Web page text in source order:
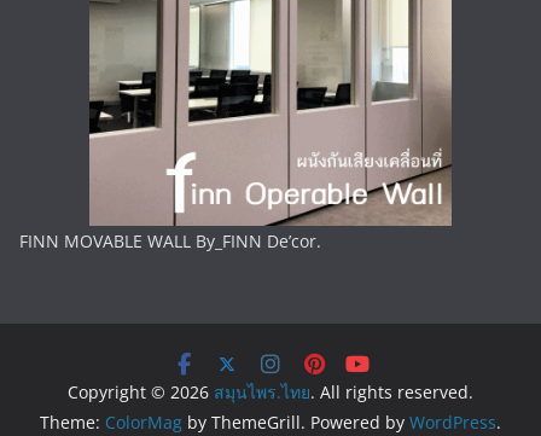
FINN MOVABLE WALL By_FINN De’cor.
Copyright © 2026 สมุนไพร.ไทย. All rights reserved.
Theme: ColorMag by ThemeGrill. Powered by WordPress.